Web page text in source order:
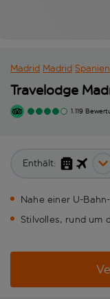
Madrid Madrid Spanien
Travelodge
1.119
Enthält:
Nahe einer U-
Stilvolles, rund um